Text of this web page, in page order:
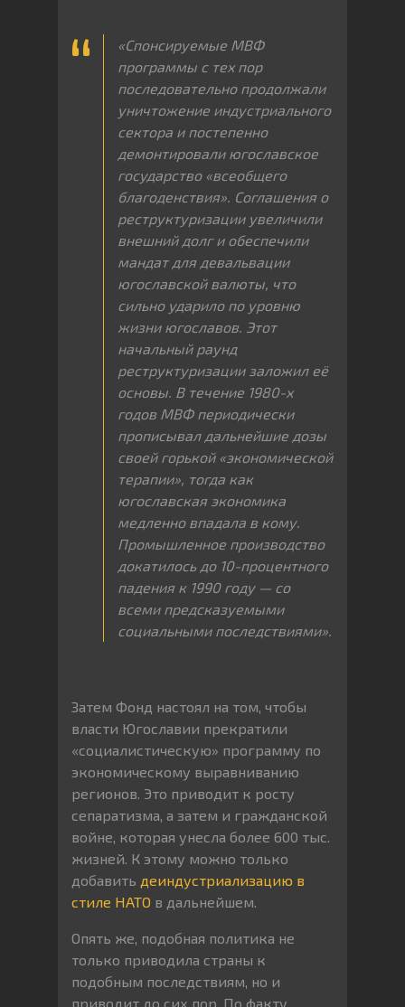
«Спонсируемые МВФ
программы с тех пор
последовательно продолжали
уничтожение индустриального
сектора и постепенно
демонтировали югославское
государство «всеобщего
благоденствия». Соглашения о
реструктуризации увеличили
внешний долг и обеспечили
мандат для девальвации
югославской валюты, что
сильно ударило по уровню
жизни югославов. Этот
начальный раунд
реструктуризации заложил её
основы. В течение 1980-х
годов МВФ периодически
прописывал дальнейшие дозы
своей горькой «экономической
терапии», тогда как
югославская экономика
медленно впадала в кому.
Промышленное производство
докатилось до 10-процентного
падения к 1990 году — со
всеми предсказуемыми
социальными последствиями».
Затем Фонд настоял на том, чтобы
власти Югославии прекратили
«социалистическую» программу по
экономическому выравниванию
регионов. Это приводит к росту
сепаратизма, а затем и гражданской
войне, которая унесла более 600 тыс.
жизней. К этому можно только
добавить деиндустриализацию в
стиле НАТО в дальнейшем.
Опять же, подобная политика не
только приводила страны к
подобным последствиям, но и
приводит до сих пор. По факту